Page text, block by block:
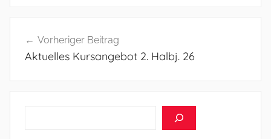
Vorheriger Beitrag
Aktuelles Kursangebot 2. Halbj. 26